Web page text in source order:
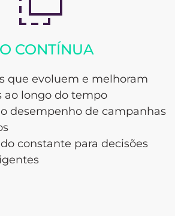
CONTÍNUA
que evoluem e melhoram
ao longo do tempo
desempenho de campanhas
constante para decisões